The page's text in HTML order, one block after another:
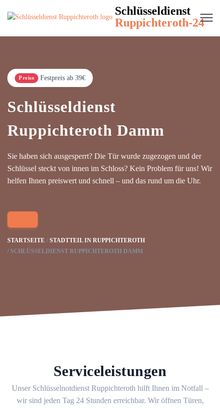
Schlüsseldienst
Ruppichteroth-24
Preise Festpreis ab 39€
Schlüsseldienst
Ruppichteroth Damm
Sie haben sich ausgesperrt? Die Tür wurde zugezogen und der
Schlüssel steckt von innen im Schloss? Kein Problem für uns! Wir
helfen Ihnen preiswert und schnell – und das rund um die Uhr.
STARTSEITE
STADTTEIL IN RUPPICHTEROTH
SCHLÜSSELDIENST RUPPICHTEROTH DAMM
Serviceleistungen
Unser Schlüsselnotdienst Ruppichteroth hilft Ihnen im Notfall –
wir sind jeden Tag 24 Stunden erreichbar. Wir öffnen Türen,